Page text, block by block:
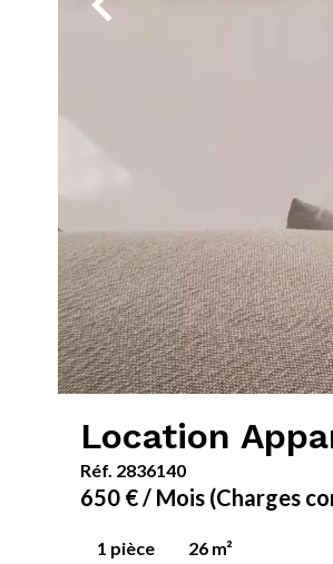
Location
Réf. 2836140
650 € / Mois (Charges
1 pièce 26 m²